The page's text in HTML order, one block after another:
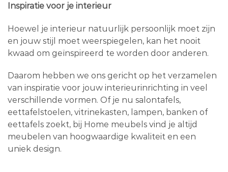
Inspiratie voor je interieur
Hoewel je interieur natuurlijk persoonlijk moet zijn
en jouw stijl moet weerspiegelen, kan het nooit
kwaad om geïnspireerd te worden door anderen.
Daarom hebben we ons gericht op het verzamelen
van inspiratie voor jouw interieurinrichting in veel
verschillende vormen. Of je nu salontafels,
eettafelstoelen, vitrinekasten, lampen, banken of
eettafels zoekt, bij Home meubels vind je altijd
meubelen van hoogwaardige kwaliteit en een
uniek design.